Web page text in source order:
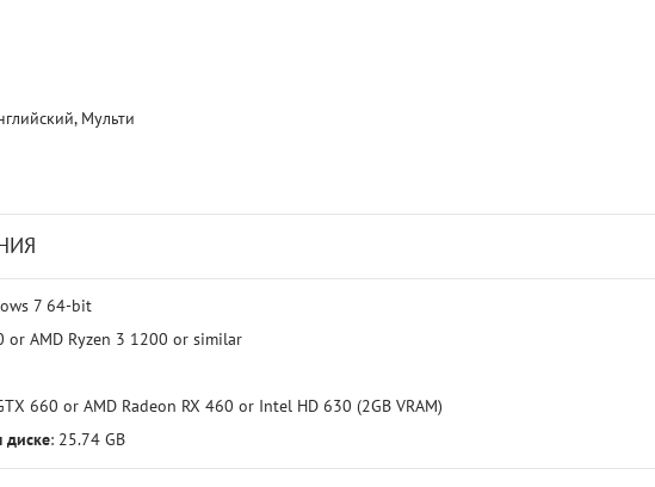
Мульти
7 64-bit
or AMD Ryzen 3 1200 or similar
660 or AMD Radeon RX 460 or Intel HD 630 (2GB VRAM)
диске: 25.74 GB